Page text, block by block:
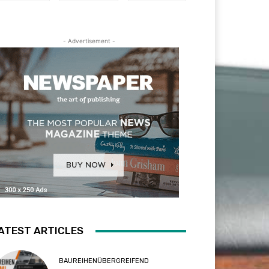
- Advertisement -
ARTICLES
BAUREIHENÜBERGREIFEND